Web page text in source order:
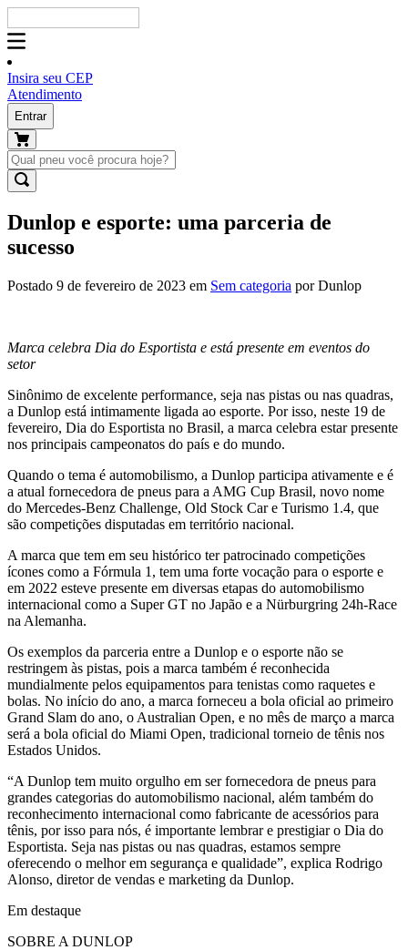
Insira seu CEP
Atendimento
Entrar
Dunlop e esporte: uma parceria de
sucesso
Postado 9 de fevereiro de 2023 em Sem categoria por Dunlop
Marca celebra Dia do Esportista e está presente em eventos do
setor
Sinônimo de excelente performance, seja nas pistas ou nas quadras,
a Dunlop está intimamente ligada ao esporte. Por isso, neste 19 de
fevereiro, Dia do Esportista no Brasil, a marca celebra estar presente
nos principais campeonatos do país e do mundo.
Quando o tema é automobilismo, a Dunlop participa ativamente e é
a atual fornecedora de pneus para a AMG Cup Brasil, novo nome
do Mercedes-Benz Challenge, Old Stock Car e Turismo 1.4, que
são competições disputadas em território nacional.
A marca que tem em seu histórico ter patrocinado competições
ícones como a Fórmula 1, tem uma forte vocação para o esporte e
em 2022 esteve presente em diversas etapas do automobilismo
internacional como a Super GT no Japão e a Nürburgring 24h-Race
na Alemanha.
Os exemplos da parceria entre a Dunlop e o esporte não se
restringem às pistas, pois a marca também é reconhecida
mundialmente pelos equipamentos para tenistas como raquetes e
bolas. No início do ano, a marca forneceu a bola oficial ao primeiro
Grand Slam do ano, o Australian Open, e no mês de março a marca
será a bola oficial do Miami Open, tradicional torneio de tênis nos
Estados Unidos.
“A Dunlop tem muito orgulho em ser fornecedora de pneus para
grandes categorias do automobilismo nacional, além também do
reconhecimento internacional como fabricante de acessórios para
tênis, por isso para nós, é importante lembrar e prestigiar o Dia do
Esportista. Seja nas pistas ou nas quadras, estamos sempre
oferecendo o melhor em segurança e qualidade”, explica Rodrigo
Alonso, diretor de vendas e marketing da Dunlop.
Em destaque
SOBRE A DUNLOP